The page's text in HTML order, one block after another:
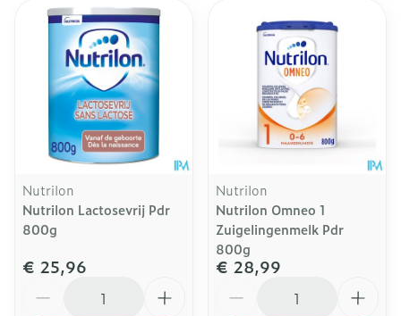
Nutrilon
Nutrilon Lactosevrij Pdr
800g
€ 25,96
Nutrilon
Nutrilon Omneo 1
Zuigelingenmelk Pdr
800g
€ 28,99